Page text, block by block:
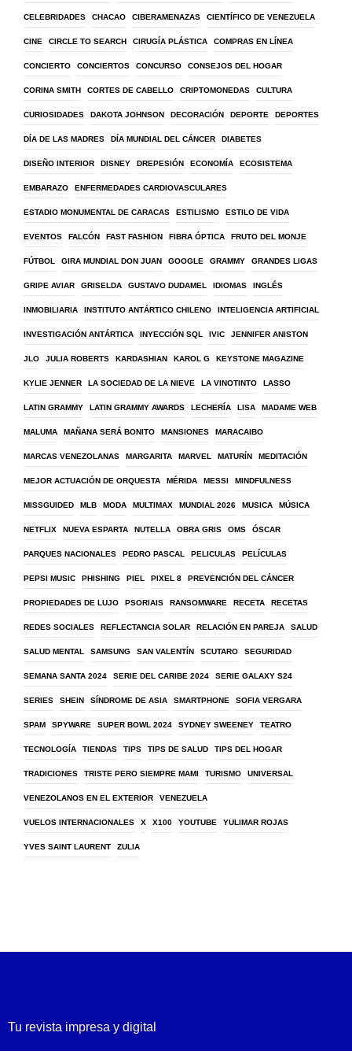
CELEBRIDADES CHACAO CIBERAMENAZAS CIENTÍFICO DE VENEZUELA
CINE CIRCLE TO SEARCH CIRUGÍA PLÁSTICA COMPRAS EN LÍNEA
CONCIERTO CONCIERTOS CONCURSO CONSEJOS DEL HOGAR
CORINA SMITH CORTES DE CABELLO CRIPTOMONEDAS CULTURA
CURIOSIDADES DAKOTA JOHNSON DECORACIÓN DEPORTE DEPORTES
DÍA DE LAS MADRES DÍA MUNDIAL DEL CÁNCER DIABETES
DISEÑO INTERIOR DISNEY DREPESIÓN ECONOMÍA ECOSISTEMA
EMBARAZO ENFERMEDADES CARDIOVASCULARES
ESTADIO MONUMENTAL DE CARACAS ESTILISMO ESTILO DE VIDA
EVENTOS FALCÓN FAST FASHION FIBRA ÓPTICA FRUTO DEL MONJE
FÚTBOL GIRA MUNDIAL DON JUAN GOOGLE GRAMMY GRANDES LIGAS
GRIPE AVIAR GRISELDA GUSTAVO DUDAMEL IDIOMAS INGLÉS
INMOBILIARIA INSTITUTO ANTÁRTICO CHILENO INTELIGENCIA ARTIFICIAL
INVESTIGACIÓN ANTÁRTICA INYECCIÓN SQL IVIC JENNIFER ANISTON
JLO JULIA ROBERTS KARDASHIAN KAROL G KEYSTONE MAGAZINE
KYLIE JENNER LA SOCIEDAD DE LA NIEVE LA VINOTINTO LASSO
LATIN GRAMMY LATIN GRAMMY AWARDS LECHERÍA LISA MADAME WEB
MALUMA MAÑANA SERÁ BONITO MANSIONES MARACAIBO
MARCAS VENEZOLANAS MARGARITA MARVEL MATURÍN MEDITACIÓN
MEJOR ACTUACIÓN DE ORQUESTA MÉRIDA MESSI MINDFULNESS
MISSGUIDED MLB MODA MULTIMAX MUNDIAL 2026 MUSICA MÚSICA
NETFLIX NUEVA ESPARTA NUTELLA OBRA GRIS OMS ÓSCAR
PARQUES NACIONALES PEDRO PASCAL PELICULAS PELÍCULAS
PEPSI MUSIC PHISHING PIEL PIXEL 8 PREVENCIÓN DEL CÁNCER
PROPIEDADES DE LUJO PSORIAIS RANSOMWARE RECETA RECETAS
REDES SOCIALES REFLECTANCIA SOLAR RELACIÓN EN PAREJA SALUD
SALUD MENTAL SAMSUNG SAN VALENTÍN SCUTARO SEGURIDAD
SEMANA SANTA 2024 SERIE DEL CARIBE 2024 SERIE GALAXY S24
SERIES SHEIN SÍNDROME DE ASIA SMARTPHONE SOFIA VERGARA
SPAM SPYWARE SUPER BOWL 2024 SYDNEY SWEENEY TEATRO
TECNOLOGÍA TIENDAS TIPS TIPS DE SALUD TIPS DEL HOGAR
TRADICIONES TRISTE PERO SIEMPRE MAMI TURISMO UNIVERSAL
VENEZOLANOS EN EL EXTERIOR VENEZUELA
VUELOS INTERNACIONALES X X100 YOUTUBE YULIMAR ROJAS
YVES SAINT LAURENT ZULIA
Tu revista impresa y digital